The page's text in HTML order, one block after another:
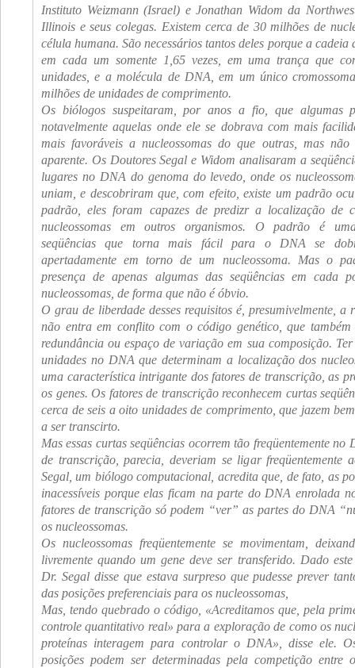
Instituto Weizmann (Israel) e Jonathan Widom da
Illinois e seus colegas. Existem cerca de 30 milhões de
célula humana. São necessários tantos deles porque a cadeia
em cada um somente 1,65 vezes, em uma trança que
unidades, e a molécula de DNA, em um único
milhões de unidades de comprimento.
Os biólogos suspeitaram, por anos a fio, que algumas
notavelmente aquelas onde ele se dobrava com mais
mais favoráveis a nucleossomas do que outras, mas
aparente. Os Doutores Segal e Widom analisaram a
lugares no DNA do genoma do levedo, onde os
uniam, e descobriram que, com efeito, existe um padrão
padrão, eles foram capazes de predizr a localização de
nucleossomas em outros organismos. O padrão é
seqüências que torna mais fácil para o DNA se
apertadamente em torno de um nucleossoma. Mas o
presença de apenas algumas das seqüências em cada
nucleossomas, de forma que não é óbvio.
O grau de liberdade desses requisitos é, presumivelmente, a
não entra em conflito com o código genético, que
redundância ou espaço de variação em sua composição.
unidades no DNA que determinam a localização dos
uma característica intrigante dos fatores de transcrição, as
os genes. Os fatores de transcrição reconhecem curtas
cerca de seis a oito unidades de comprimento, que jazem
a ser transcirto.
Mas essas curtas seqüências ocorrem tão freqüentemente no
de transcrição, parecia, deveriam se ligar freqüentemente
Segal, um biólogo computacional, acredita que, de fato, as
inacessíveis porque elas ficam na parte do DNA enrolada
fatores de transcrição só podem “ver” as partes do DNA
os nucleossomas.
Os nucleossomas freqüentemente se movimentam,
livremente quando um gene deve ser transferido. Dado
Dr. Segal disse que estava surpreso que pudesse prever
das posições preferenciais para os nucleossomas,
Mas, tendo quebrado o código, «Acreditamos que, pela
controle quantitativo real» para a exploração de como os
proteínas interagem para controlar o DNA», disse ele.
posições podem ser determinadas pela competição entre